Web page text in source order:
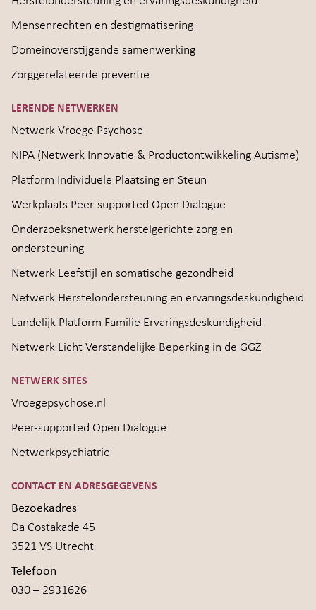
Mensenrechten en destigmatisering
Domeinoverstijgende samenwerking
Zorggerelateerde preventie
LERENDE NETWERKEN
Netwerk Vroege Psychose
NIPA (Netwerk Innovatie & Productontwikkeling Autisme)
Platform Individuele Plaatsing en Steun
Werkplaats Peer-supported Open Dialogue
Onderzoeksnetwerk herstelgerichte zorg en
ondersteuning
Netwerk Leefstijl en somatische gezondheid
Netwerk Herstelondersteuning en ervaringsdeskundigheid
Landelijk Platform Familie Ervaringsdeskundigheid
Netwerk Licht Verstandelijke Beperking in de GGZ
NETWERK SITES
Vroegepsychose.nl
Peer-supported Open Dialogue
Netwerkpsychiatrie
CONTACT EN ADRESGEGEVENS
Bezoekadres
Da Costakade 45
3521 VS Utrecht
Telefoon
030 – 2931626